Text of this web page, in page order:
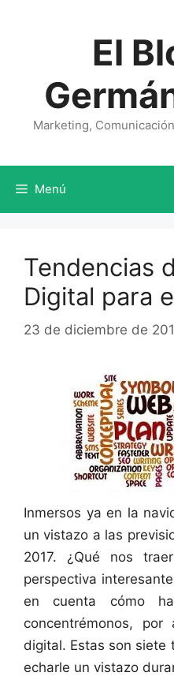
El
Marketing,
Menú
Tendencias
Digital para
23 de diciembre de
Inmersos ya en la
un vistazo a las
2017. ¿Qué nos
perspectiva
en cuenta cómo
concentrémonos,
digital. Estas son siete
echarle un vistazo